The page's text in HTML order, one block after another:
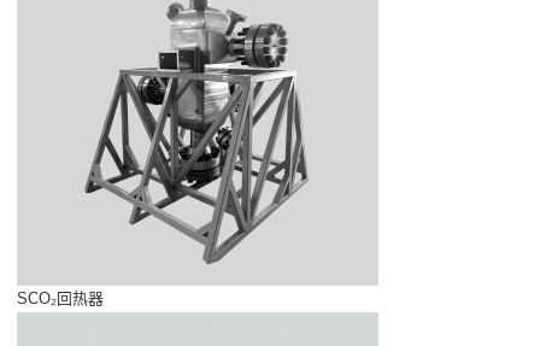
SCO₂回热器